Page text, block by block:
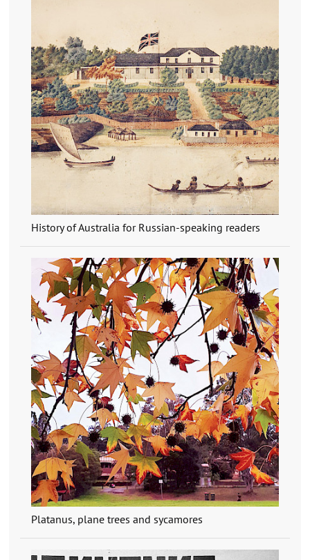
History of Australia for Russian-speaking readers
Platanus, plane trees and sycamores